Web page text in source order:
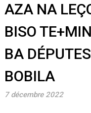
AZA NA
BISO
BA
BOBILA
7 décembre 2022